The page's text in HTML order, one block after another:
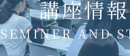
講座情報
SEMINER AND